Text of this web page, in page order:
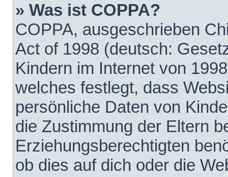
» Was ist COPPA?
COPPA, ausgeschrieben
Act of 1998 (deutsch:
Kindern im Internet von
welches festlegt, dass
persönliche Daten von
die Zustimmung der Eltern
Erziehungsberechtigten
ob dies auf dich oder die